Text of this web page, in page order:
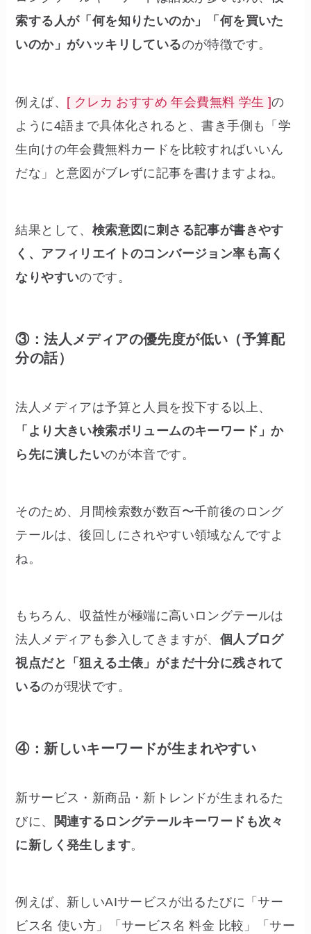
索する人が「何を知りたいのか」「何を買いた
いのか」がハッキリしているのが特徴です。
例えば、 [ クレカ おすすめ 年会費無料 学生 ]の
ように4語まで具体化されると、書き手側も「学
生向けの年会費無料カードを比較すればいいん
だな」と意図がブレずに記事を書けますよね。
結果として、 検索意図に刺さる記事が書きやす
く、アフィリエイトのコンバージョン率も高く
なりやすいのです。
③：法人メディアの優先度が低い（予算配
分の話）
法人メディアは予算と人員を投下する以上、
「より大きい検索ボリュームのキーワード」か
ら先に潰したいのが本音です。
そのため、月間検索数が数百〜千前後のロング
テールは、後回しにされやすい領域なんですよ
ね。
もちろん、収益性が極端に高いロングテールは
法人メディアも参入してきますが、 個人ブログ
視点だと「狙える土俵」がまだ十分に残されて
いるのが現状です。
④：新しいキーワードが生まれやすい
新サービス・新商品・新トレンドが生まれるた
びに、
関連するロングテールキーワードも次々
に新しく発生します。
例えば、新しいAIサービスが出るたびに「サー
ビス名 使い方」「サービス名 料金 比較」「サー